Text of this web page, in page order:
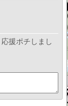
援ポチしまし